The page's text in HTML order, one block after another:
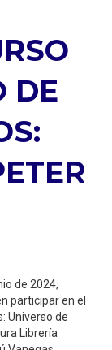
DE
de 2024,
participar en el
Universo de
Librería